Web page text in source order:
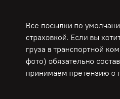
Все посылки по
страховкой. Если вы
груза в транспортной
фото) обязательно
принимаем претензию о